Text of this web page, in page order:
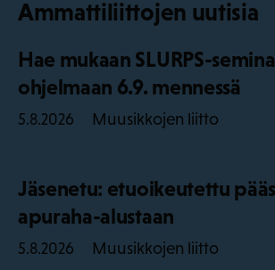
Ammattiliittojen uutisia
Hae mukaan SLURPS-
ohjelmaan 6.9. mennessä
5.8.2026 Muusikkojen liitto
Jäsenetu: etuoikeutettu
apuraha-alustaan
5.8.2026 Muusikkojen liitto